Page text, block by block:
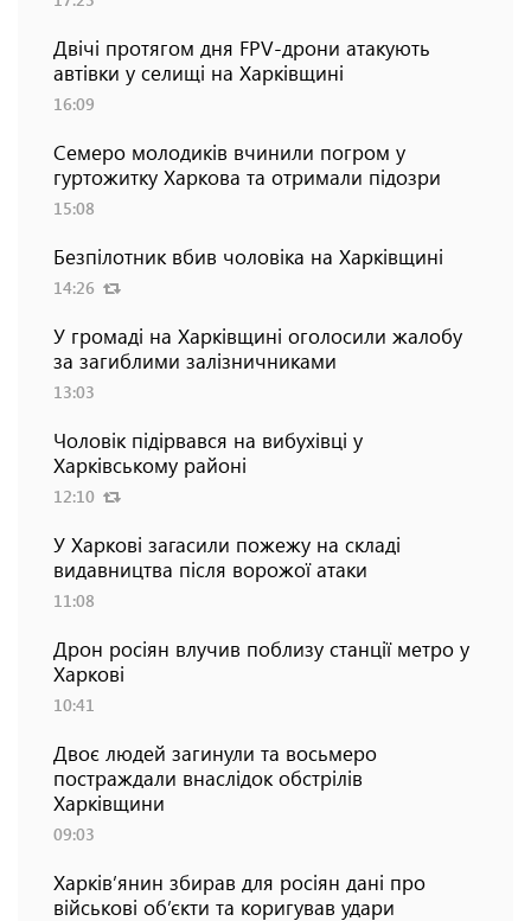
Двічі протягом дня FPV-дрони атакують
автівки у селищі на Харківщині
16:09
Семеро молодиків вчинили погром у
гуртожитку Харкова та отримали підозри
15:08
Безпілотник вбив чоловіка на Харківщині
14:26
У громаді на Харківщині оголосили жалобу
за загиблими залізничниками
13:03
Чоловік підірвався на вибухівці у
Харківському районі
12:10
У Харкові загасили пожежу на складі
видавництва після ворожої атаки
11:08
Дрон росіян влучив поблизу станції метро у
Харкові
10:41
Двоє людей загинули та восьмеро
постраждали внаслідок обстрілів
Харківщини
09:03
Харків’янин збирав для росіян дані про
військові об’єкти та коригував удари